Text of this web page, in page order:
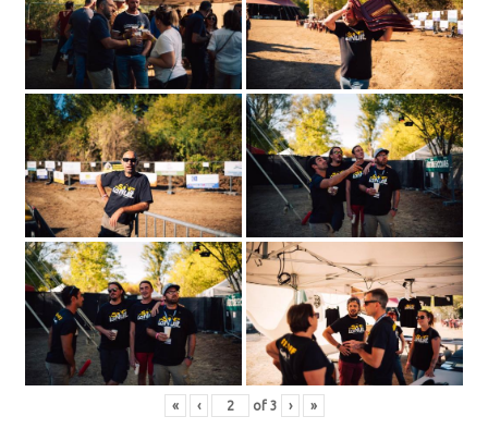
« ‹ of 3 › »